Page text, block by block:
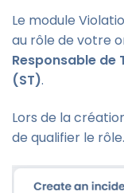
Le module
au rôle de votre
Responsable de
(ST).
Lors de la
de qualifier le rôle.